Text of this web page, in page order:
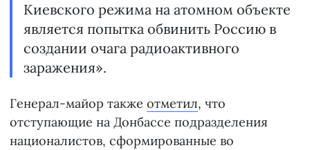
Киевского режима на атомном объекте
является попытка обвинить Россию в
создании очага радиоактивного
заражения».
Генерал-майор также отметил, что
отступающие на Донбассе подразделения
националистов, сформированные во